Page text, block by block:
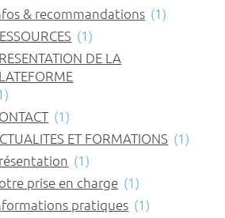
& recommandations (1)
(1)
DE LA
(1)
ET FORMATIONS (1)
(1)
prise en charge (1)
pratiques (1)